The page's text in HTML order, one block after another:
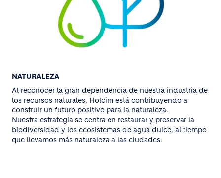
NATURALEZA
Al reconocer la gran dependencia de nuestra industria de
los recursos naturales, Holcim está contribuyendo a
construir un futuro positivo para la naturaleza.
Nuestra estrategia se centra en restaurar y preservar la
biodiversidad y los ecosistemas de agua dulce, al tiempo
que llevamos más naturaleza a las ciudades.